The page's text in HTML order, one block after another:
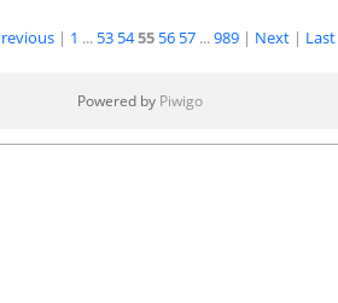
Inner Chörten
| 1 ... 53 5455 56 57 ...989 | Next | Last
Powered by Piwigo